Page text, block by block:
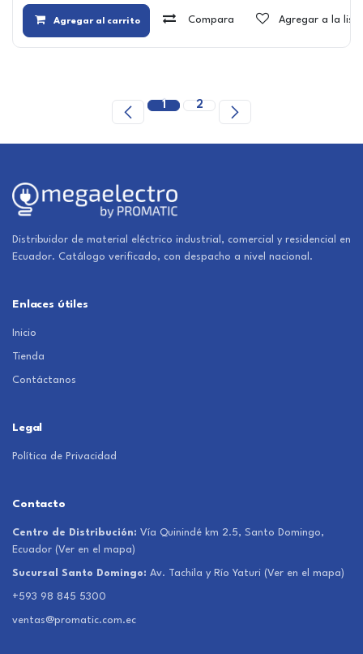
Agregar al carrito Compara Agregar a la
1 2
Distribuidor de material eléctrico industrial, comercial y residencial en
Ecuador. Catálogo verificado, con despacho a nivel nacional.
Enlaces útiles
Inicio
Tienda
Contáctanos
Legal
Política de Privacidad
Contacto
Centro de Distribución: Vía Quinindé km 2.5, Santo Domingo,
Ecuador (Ver en el mapa)
Sucursal Santo Domingo: Av. Tachila y Río Yaturi (Ver en el mapa)
+593 98 845 5300
ventas@promatic.com.ec